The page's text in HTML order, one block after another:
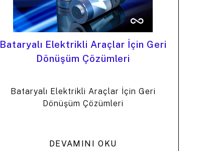
Bataryalı Elektrikli Araçlar İçin Geri
Dönüşüm Çözümleri
Bataryalı Elektrikli Araçlar İçin Geri
Dönüşüm Çözümleri
DEVAMINI OKU